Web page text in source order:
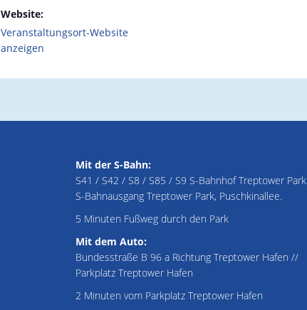
Website:
Veranstaltungsort-Website
anzeigen
Mit der S-Bahn:
S41 / S42 / S8 / S85 / S9 S-Bahnhof Treptower Park
S-Bahnausgang Treptower Park, Puschkinallee.
5 Minuten Fußweg durch den Park
Mit dem Auto:
Bundesstraße B 96 a Richtung Treptower Hafen //
Parkplatz Treptower Hafen
2 Minuten vom Parkplatz Treptower Hafen